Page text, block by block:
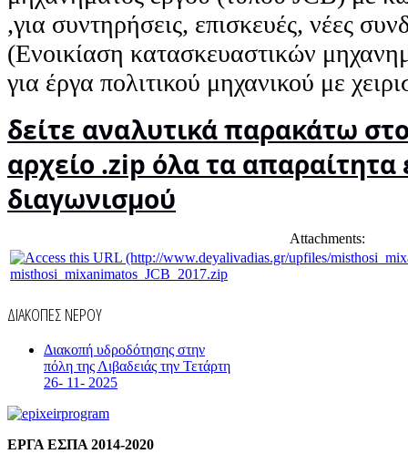
,για συντηρήσεις, επισκευές, νέες
(Ενοικίαση κατασκευαστικών
για έργα πολιτικού μηχανικού με
δείτε αναλυτικά παρακάτω
αρχείο .zip όλα τα
διαγωνισμού
Attachments:
misthosi_mixanimatos_JCB_2017.zip
ΔΙΑΚΟΠΕΣ ΝΕΡΟΥ
Διακοπή υδροδότησης στην
πόλη της Λιβαδειάς την Τετάρτη
26- 11- 2025
ΕΡΓΑ ΕΣΠΑ 2014-2020